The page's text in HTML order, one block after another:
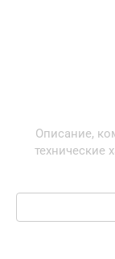
Описание,
технические
Поиск: